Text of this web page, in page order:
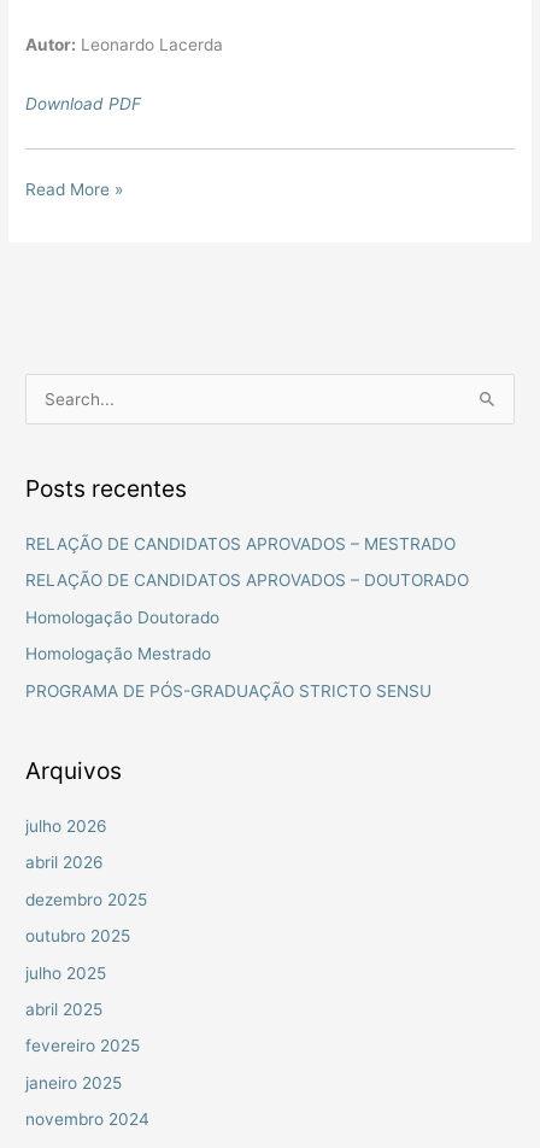
Autor: Leonardo Lacerda
Download PDF
Read More »
q
u
r
p
r
Posts recentes
RELAÇÃO DE CANDIDATOS APROVADOS – MESTRADO
RELAÇÃO DE CANDIDATOS APROVADOS – DOUTORADO
Homologação Doutorado
Homologação Mestrado
PROGRAMA DE PÓS-GRADUAÇÃO STRICTO SENSU
Arquivos
julho 2026
abril 2026
dezembro 2025
outubro 2025
julho 2025
abril 2025
fevereiro 2025
janeiro 2025
novembro 2024